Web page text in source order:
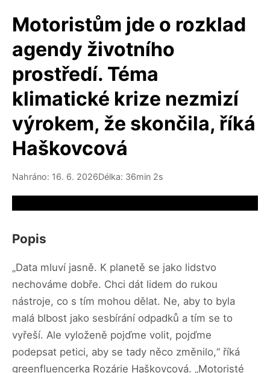
Motoristům jde o rozklad
agendy životního
prostředí. Téma
klimatické krize nezmizí
výrokem, že skončila, říká
Haškovcová
Nahráno: 16. 6. 2026Délka: 36min 2s
Popis
„Data mluví jasně. K planetě se jako lidstvo
nechováme dobře. Chci dát lidem do rukou
nástroje, co s tím mohou dělat. Ne, aby to byla
malá blbost jako sesbírání odpadků a tím se to
vyřeší. Ale vyloženě pojďme volit, pojďme
podepsat petici, aby se tady něco změnilo,“ říká
greenfluencerka Rozárie Haškovcová. „Motoristé